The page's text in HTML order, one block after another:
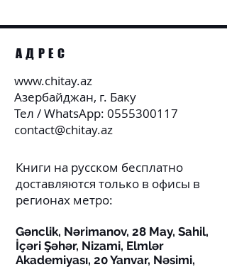
АДРЕС
www.chitay.az
Азербайджан, г. Баку
Тел / WhatsApp: 0555300117
contact@chitay.az
Книги на русском бесплатно
доставляются только в офисы в
регионах метро:
Gənclik, Nərimanov, 28 May, Sahil,
İçəri Şəhər, Nizami, Elmlər
Akademiyası, 20 Yanvar, Nəsimi,